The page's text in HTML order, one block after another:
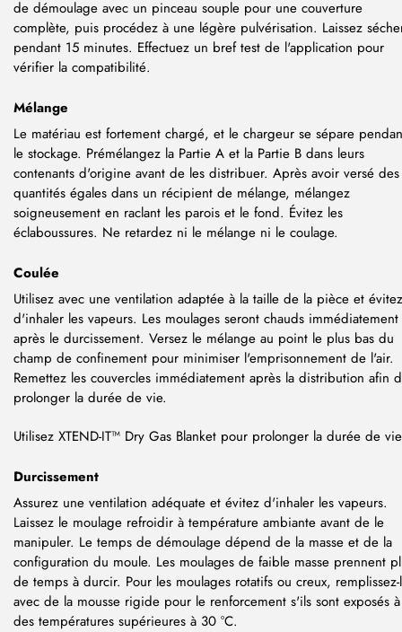
de démoulage avec un pinceau souple pour une couverture
complète, puis procédez à une légère pulvérisation. Laissez
pendant 15 minutes. Effectuez un bref test de l'application pour
vérifier la compatibilité.
Mélange
Le matériau est fortement chargé, et le chargeur se sépare
le stockage. Prémélangez la Partie A et la Partie B dans leurs
contenants d'origine avant de les distribuer. Après avoir versé des
quantités égales dans un récipient de mélange, mélangez
soigneusement en raclant les parois et le fond. Évitez les
éclaboussures. Ne retardez ni le mélange ni le coulage.
Coulée
Utilisez avec une ventilation adaptée à la taille de la pièce et évitez
d'inhaler les vapeurs. Les moulages seront chauds immédiatement
après le durcissement. Versez le mélange au point le plus bas du
champ de confinement pour minimiser l'emprisonnement de l'air.
Remettez les couvercles immédiatement après la distribution afin
prolonger la durée de vie.
Utilisez XTEND-IT™ Dry Gas Blanket pour prolonger la durée de
Durcissement
Assurez une ventilation adéquate et évitez d'inhaler les vapeurs.
Laissez le moulage refroidir à température ambiante avant de le
manipuler. Le temps de démoulage dépend de la masse et de la
configuration du moule. Les moulages de faible masse prennent
de temps à durcir. Pour les moulages rotatifs ou creux, remplissez-
avec de la mousse rigide pour le renforcement s'ils sont exposés à
des températures supérieures à 30 °C.